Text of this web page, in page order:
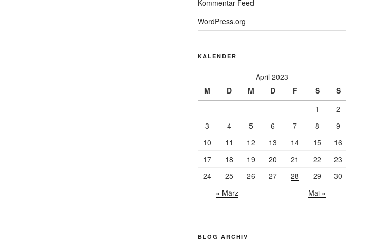
Kommentar-Feed
WordPress.org
KALENDER
April 2023
M
D M D F S
S
1
2
3
4 5 6 7 8
9
10
11 12 13 14 15
16
17
18 19 20 21 22
23
24
25 26 27 28 29
30
« März
Mai »
BLOG ARCHIV